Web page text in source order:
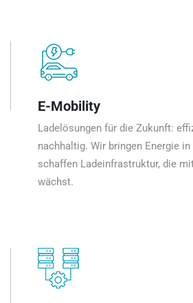
E-Mobility
Ladelösungen für die Zukunft:
nachhaltig. Wir bringen Energie in
schaffen Ladeinfrastruktur, die
wächst.